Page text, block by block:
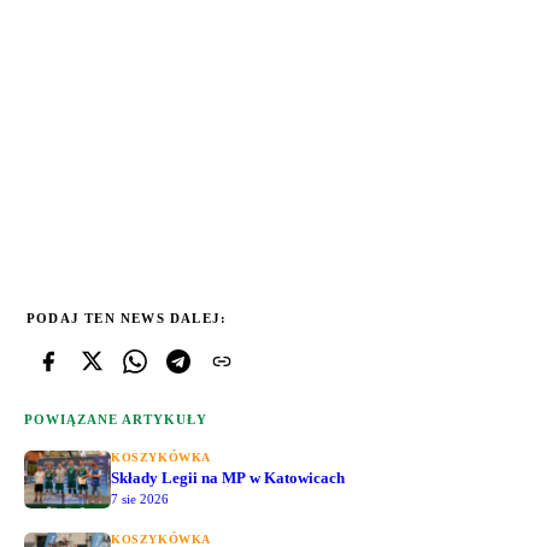
PODAJ TEN NEWS DALEJ:
POWIĄZANE ARTYKUŁY
KOSZYKÓWKA
Składy Legii na MP w Katowicach
7 sie 2026
KOSZYKÓWKA